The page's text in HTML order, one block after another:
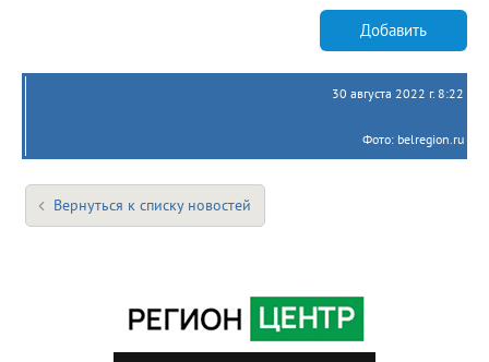
Добавить
30 августа 2022 г. 8:22
Фото: belregion.ru
Вернуться к списку новостей